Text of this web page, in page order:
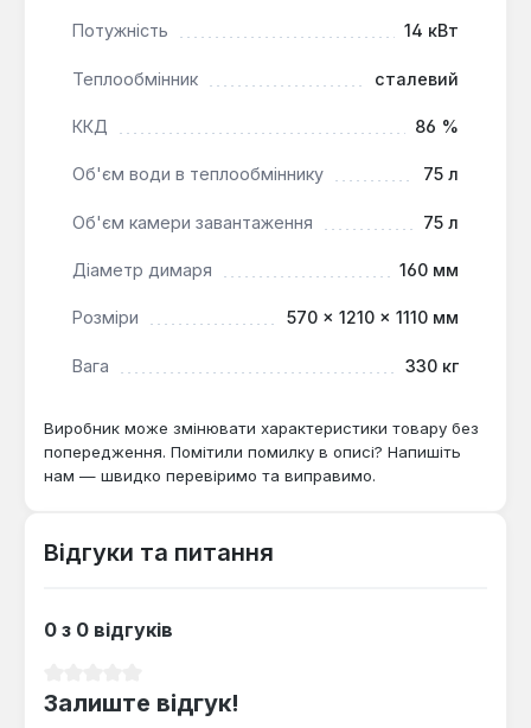
забезпечує оптимальне горіння.
повному та рівномірному згорянню палива.
Можливість встановлення пелетного
автоматизовану систему опалення.
Цей котел є оптимальним рішенням для опалення
приватних будинків, котеджів або невеликих
важлива універсальність у виборі палива та
підходить для користувачів, які прагнуть
роботи на одному завантаженні та гнучкості у
використанні різних видів твердого палива,
включаючи можливість переходу на пелети.
Потужність 14 кВт
Теплообмінник сталевий
ККД 86 %
Об'єм води в теплообміннику 75 л
Об'єм камери завантаження 75 л
Діаметр димаря 160 мм
Розміри 570 × 1210 × 1110 мм
Вага 330 кг
Виробник може змінювати характеристики товару без
попередження. Помітили помилку в описі? Напишіть
нам — швидко перевіримо та виправимо.
Відгуки та питання
0 з 0 відгуків
Залиште відгук!